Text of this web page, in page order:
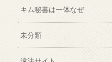
キム秘書は一体なぜ
未分類